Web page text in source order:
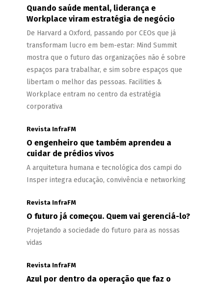
Quando saúde mental, liderança e
Workplace viram estratégia de negócio
De Harvard a Oxford, passando por CEOs que já
transformam lucro em bem-estar: Mind Summit
mostra que o futuro das organizações não é sobre
espaços para trabalhar, e sim sobre espaços que
libertam o melhor das pessoas. Facilities &
Workplace entram no centro da estratégia
corporativa
Revista InfraFM
O engenheiro que também aprendeu a
cuidar de prédios vivos
A arquitetura humana e tecnológica dos campi do
Insper integra educação, convivência e networking
Revista InfraFM
O futuro já começou. Quem vai gerenciá-lo?
Projetando a sociedade do futuro para as nossas
vidas
Revista InfraFM
Azul por dentro da operação que faz o